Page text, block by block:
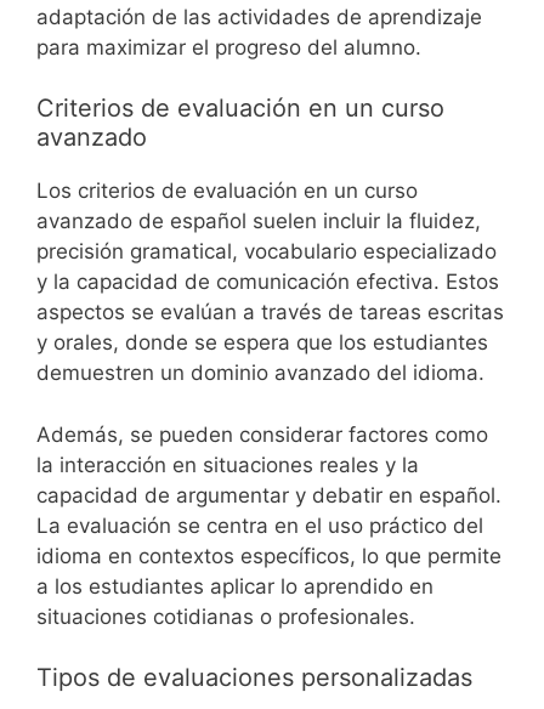
adaptación de las actividades de aprendizaje
para maximizar el progreso del alumno.
Criterios de evaluación en un curso
avanzado
Los criterios de evaluación en un curso
avanzado de español suelen incluir la fluidez,
precisión gramatical, vocabulario especializado
y la capacidad de comunicación efectiva. Estos
aspectos se evalúan a través de tareas escritas
y orales, donde se espera que los estudiantes
demuestren un dominio avanzado del idioma.
Además, se pueden considerar factores como
la interacción en situaciones reales y la
capacidad de argumentar y debatir en español.
La evaluación se centra en el uso práctico del
idioma en contextos específicos, lo que permite
a los estudiantes aplicar lo aprendido en
situaciones cotidianas o profesionales.
Tipos de evaluaciones personalizadas